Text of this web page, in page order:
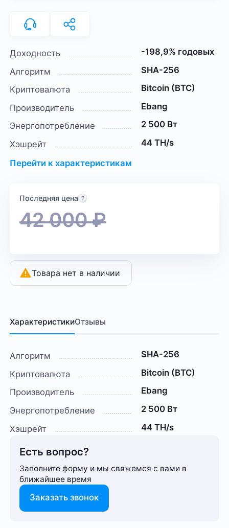
Доходность
-198,9% годовых
Алгоритм
SHA-256
Криптовалюта
Bitcoin (BTC)
Производитель
Ebang
Энергопотребление
2 500 Вт
Хэшрейт
44 TH/s
Перейти к характеристикам
Последняя цена
42 000₽
Товара нет в наличии
ХарактеристикиОтзывы
Алгоритм
SHA-256
Криптовалюта
Bitcoin (BTC)
Производитель
Ebang
Энергопотребление
2 500 Вт
Хэшрейт
44 TH/s
Есть вопрос?
Заполните форму и мы свяжемся с вами в
ближайшее время
Заказать звонок